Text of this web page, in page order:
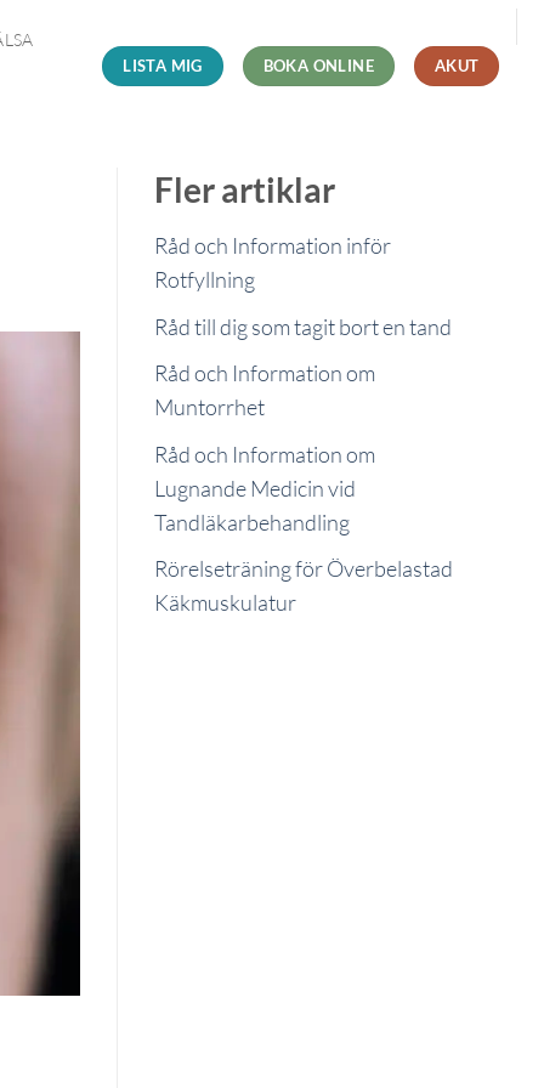
LISTA MIG BOKA ONLINE AKUT
Fler artiklar
Råd och Information inför
Rotfyllning
Råd till dig som tagit bort en tand
Råd och Information om
Muntorrhet
Råd och Information om
Lugnande Medicin vid
Tandläkarbehandling
Rörelseträning för Överbelastad
Käkmuskulatur